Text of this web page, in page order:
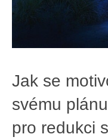
Jak se
svému
pro redukci